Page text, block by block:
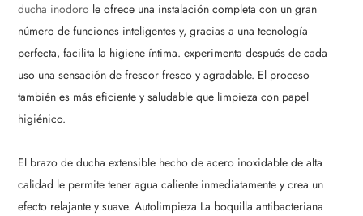
ducha inodoro le ofrece una instalación completa con un gran
número de funciones inteligentes y, gracias a una tecnología
perfecta, facilita la higiene íntima. experimenta después de cada
uso una sensación de frescor fresco y agradable. El proceso
también es más eficiente y saludable que limpieza con papel
higiénico.
El brazo de ducha extensible hecho de acero inoxidable de alta
calidad le permite tener agua caliente inmediatamente y crea un
efecto relajante y suave. Autolimpieza La boquilla antibacteriana